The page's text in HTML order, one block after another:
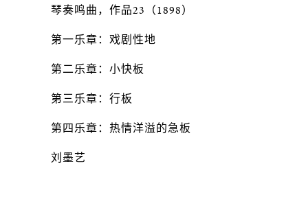
琴奏鸣曲，作品23（1898）
第一乐章：戏剧性地
第二乐章：小快板
第三乐章：行板
第四乐章：热情洋溢的急板
刘墨艺